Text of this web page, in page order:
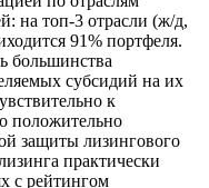
на топ-3 отрасли (ж/д,
91% портфеля.
большинства
субсидий на их
к
положительно
защиты лизингового
практически
с рейтингом